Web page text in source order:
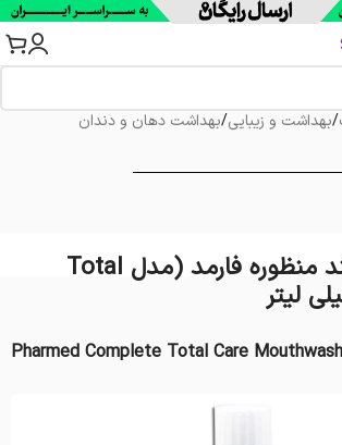
/بهداشت و زیبایی/بهداشت دهان و دندان
دهانشویه چند منظوره فارمد (مدل Total
Pharmed Complete Total Care